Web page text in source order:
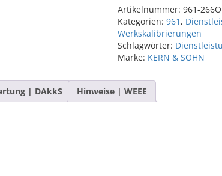
Artikelnummer: 961-266O
Kategorien: 961 ,
Werkskalibrierungen
Schlagwörter:
Marke: KERN & SOHN
| DAkkS Hinweise | WEEE